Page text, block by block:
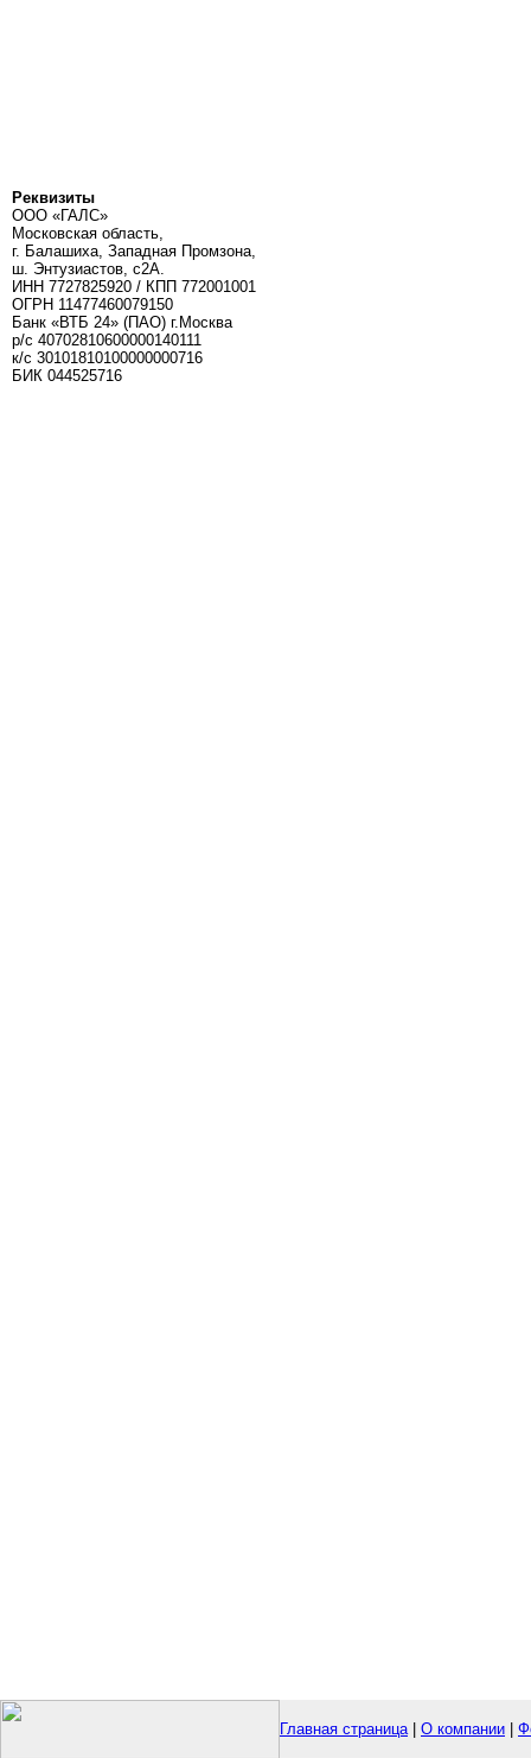
Реквизиты
ООО «ГАЛС»
Московская область,
г. Балашиха, Западная Промзона,
ш. Энтузиастов, с2А.
ИНН 7727825920 / КПП 772001001
ОГРН 11477460079150
Банк «ВТБ 24» (ПАО) г.Москва
р/с 40702810600000140111
к/c 30101810100000000716
БИК 044525716
Главная страница| О компании